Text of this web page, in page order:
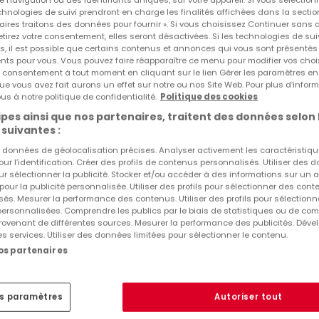
baigné de lumière naturelle favorisant la
Plusieurs restaurants locaux vous accueilleront à
vous souhaitez prendre un verre entre collègues en fin de
Altitude, idéal pour 3 employés. Nos bureaux de taille
en charge ? du mobilier au WiFi haut débit ? afin que
activité. Trouvez un espace de bureau flexible à louer
votre espace selon les besoins uniques de votre
de sites dans le monde entier
et WiFi
Réf atHome
RéfAgence
de suivi prendront en charge les finalités affichées dans la
traitons des données pour fournir ». Si vous choisissez Continuer sans
votre consentement, elles seront désactivées. Si les technologies de
il est possible que certains contenus et annonces qui vous sont
pour vous. Vous pouvez faire réapparaître ce menu pour modifier vos
consentement à tout moment en cliquant sur le lien Gérer les paramètres
vous avez fait aurons un effet sur notre ou nos Site Web. Pour plus
à notre politique de confidentialité. Politique des cookies
ainsi que nos partenaires, traitent des données selon
:
données de géolocalisation précises. Analyser activement les
l’identification. Créer des profils de contenus personnalisés. Utiliser des
sélectionner la publicité. Stocker et/ou accéder à des informations sur un
la publicité personnalisée. Utiliser des profils pour sélectionner des
Mesurer la performance des contenus. Utiliser des profils pour
Comprendre les publics par le biais de statistiques ou de
de différentes sources. Mesurer la performance des publicités.
services. Utiliser des données limitées pour sélectionner le contenu.
partenaires
paramètres Autoriser tout